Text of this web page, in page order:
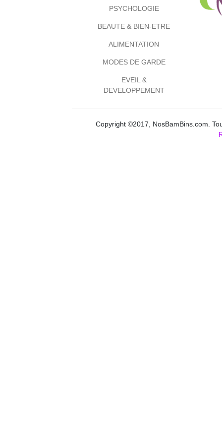
PSYCHOLOGIE
BEAUTE & BIEN-ETRE
ALIMENTATION
MODES DE GARDE
EVEIL &
DEVELOPPEMENT
Copyright ©2017, NosBamBins.com.